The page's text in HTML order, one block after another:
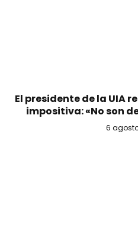
El presidente de la UIA
impositiva: «No son
6